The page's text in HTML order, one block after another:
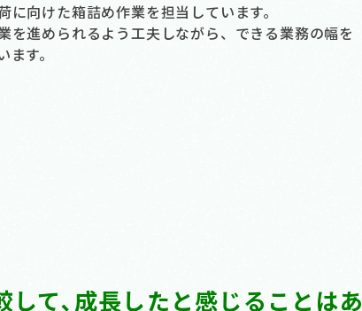
向けた箱詰め作業を担当しています。
を進められるよう工夫しながら、できる業務の幅を
す。
して､成長したと感じることはあ